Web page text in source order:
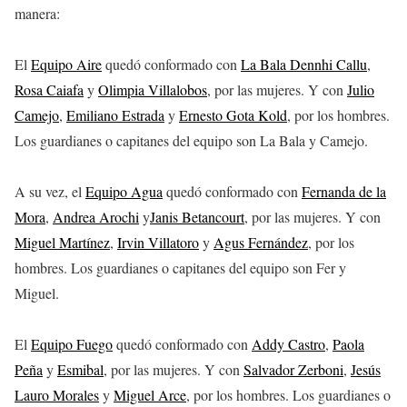
manera:
ElEquipo Airequedó conformado conLa Bala Dennhi Callu,
Rosa CaiafayOlimpia Villalobos, por las mujeres. Y conJulio
Camejo, Emiliano EstradayErnesto Gota Kold, por los hombres.
Los guardianes o capitanes del equipo son La Bala y Camejo.
A su vez, elEquipo Aguaquedó conformado conFernanda de la
Mora, Andrea ArochiyJanis Betancourt, por las mujeres. Y con
Miguel Martínez, Irvin VillatoroyAgus Fernández, por los
hombres. Los guardianes o capitanes del equipo son Fer y
Miguel.
ElEquipo Fuegoquedó conformado conAddy Castro, Paola
PeñayEsmibal, por las mujeres. Y conSalvador Zerboni, Jesús
Lauro MoralesyMiguel Arce, por los hombres. Los guardianes o